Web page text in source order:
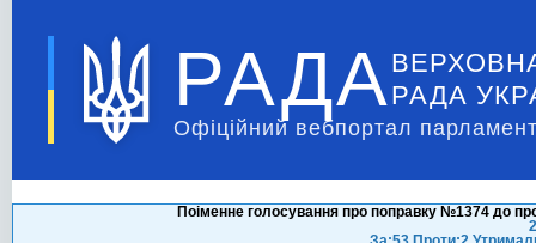
РАДА РАДА
Офіційний вебпортал
Поіменне голосування про поправку №1374 до